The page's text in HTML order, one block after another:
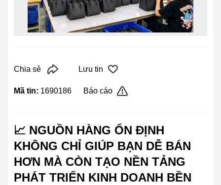
Chia sẻ Lưu tin
Mã tin: 1690186 Báo cáo
📈 NGUỒN HÀNG ỔN ĐỊNH
KHÔNG CHỈ GIÚP BẠN DỄ BÁN
HƠN MÀ CÒN TẠO NỀN TẢNG
PHÁT TRIỂN KINH DOANH BỀN